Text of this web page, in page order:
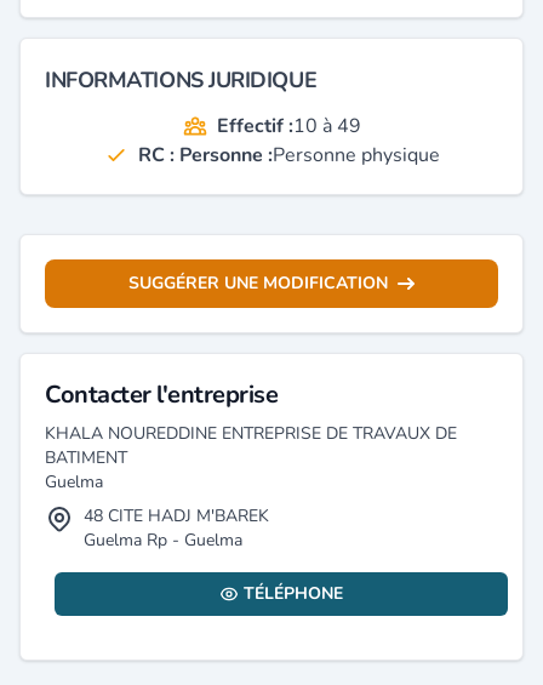
INFORMATIONS JURIDIQUE
Effectif :10 à 49
RC : Personne :Personne physique
SUGGÉRER UNE MODIFICATION
Contacter l'entreprise
KHALA NOUREDDINE ENTREPRISE DE TRAVAUX DE
BATIMENT
Guelma
48 CITE HADJ M'BAREK
Guelma Rp - Guelma
TÉLÉPHONE